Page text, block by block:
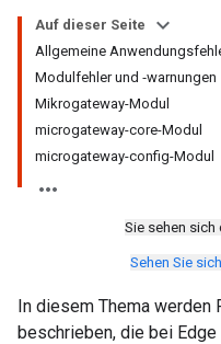
Auf dieser Seite
Allgemeine
Modulfehler und ‑warnungen
Mikrogateway-Modul
microgateway-core-Modul
microgateway-config-Modul
Sie sehen
Sehen Sie
In diesem Thema werden
beschrieben, die bei